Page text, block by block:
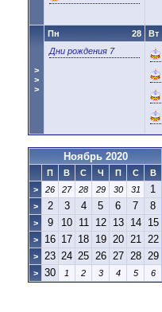
>
>
>
28
Пн
Дни рождения 7
Вт
Ноябрь 2020
П В С Ч П С
В
>
26 27 28 29 30 31 1
> 2 3 4 5 6 7 8
> 9 10 11 12 13 14 15
> 16 17 18 19 20 21 22
> 23 24 25 26 27 28 29
> 30 1 2 3 4 5 6